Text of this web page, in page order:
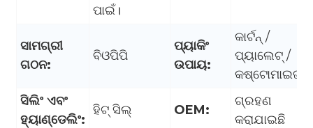
ପାଇଁ।
ସାମଗ୍ରୀ
ଗଠନ:
ବିଓପିପି
ପ୍ୟାକିଂ
ଉପାୟ:
କାର୍ଟନ୍ /
ପ୍ୟାଲେଟ୍ /
କଷ୍ଟୋମାଇଜ୍ଡ
ସିଲିଂ ଏବଂ
ହ୍ୟାଣ୍ଡେଲିଂ:
ହିଟ୍ ସିଲ୍ OEM:
ଗ୍ରହଣ
କରାଯାଇଛି